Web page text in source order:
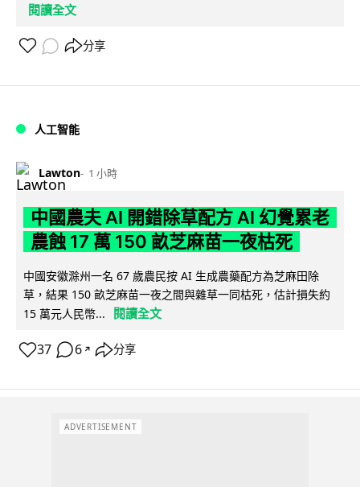
閱讀全文
分享
人工智能
Lawton 1 小時
中國農夫 AI 開錯除草配方 AI 幻覺累老
農蝕 17 萬 150 畝芝麻苗一夜枯死
中國安徽滁州一名 67 歲農民按 AI 生成農藥配方為芝麻田除
草，結果 150 畝芝麻苗一夜之間與雜草一同枯死，估計損失約
15 萬元人民幣...
閱讀全文
37 6 ↗ 分享
ADVERTISEMENT